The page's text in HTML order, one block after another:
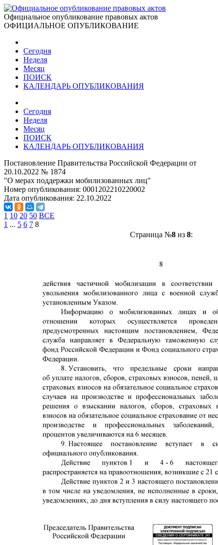
Официальное опубликование правовых актов
ОФИЦИАЛЬНОЕ ОПУБЛИКОВАНИЕ
Сегодня
Неделя
Месяц
ПОИСК
КАЛЕНДАРЬ ОПУБЛИКОВАНИЯ
Сегодня
Неделя
Месяц
ПОИСК
КАЛЕНДАРЬ ОПУБЛИКОВАНИЯ
Постановление Правительства Российской Федерации от
20.10.2022 № 1874
"О мерах поддержки мобилизованных лиц"
Номер опубликования: 0001202210220002
Дата опубликования: 22.10.2022
1 10 20 50 ВСЕ
1 ... 5 6 7 8
Страница №8из 8: